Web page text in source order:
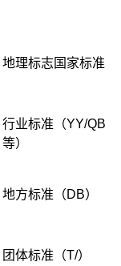
地理标志国家标准
行业标准（YY/QB
等）
地方标准（DB）
团体标准（T/）